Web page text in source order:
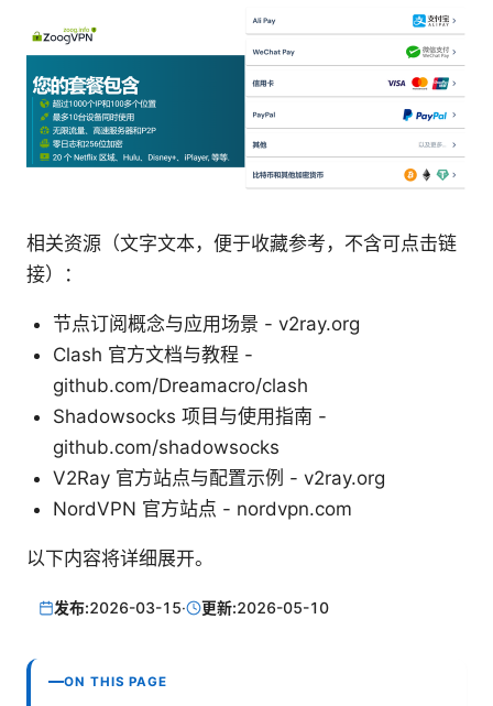
相关资源（文字文本，便于收藏参考，不含可点击链
接）：
节点订阅概念与应用场景 - v2ray.org
Clash 官方文档与教程 -
github.com/Dreamacro/clash
Shadowsocks 项目与使用指南 -
github.com/shadowsocks
V2Ray 官方站点与配置示例 - v2ray.org
NordVPN 官方站点 - nordvpn.com
以下内容将详细展开。
发布:2026-03-15· 更新:2026-05-10
ON THIS PAGE